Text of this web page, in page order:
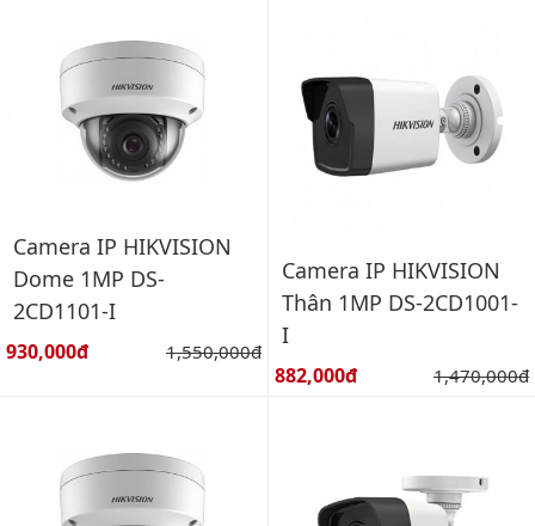
Camera IP HIKVISION
Dome 1MP DS-
2CD1101-I
Giá bán:
930,000đ Giá gốc:
1,550,000đ
Camera IP HIKVISION
Thân 1MP DS-2CD1001-
I
Giá bán:
882,000đ Giá gốc:
1,470,000đ